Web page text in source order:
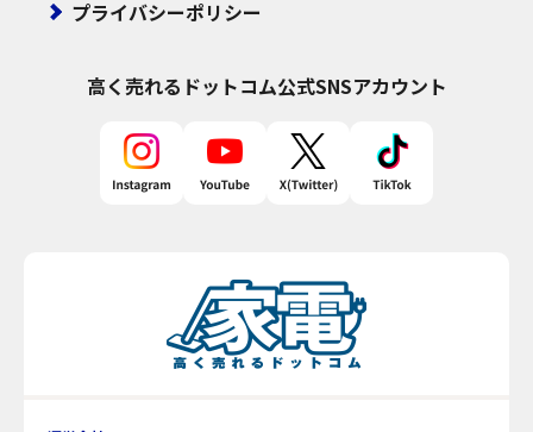
プライバシーポリシー
高く売れるドットコム公式SNSアカウント